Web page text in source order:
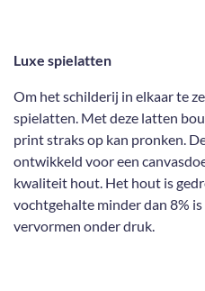
Luxe spielatten
Om het schilderij in elkaar te
spielatten. Met deze latten
print straks op kan pronken.
ontwikkeld voor een
kwaliteit hout. Het hout is
vochtgehalte minder dan 8%
vervormen onder druk.